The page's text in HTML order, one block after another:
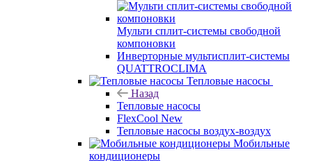
Мульти сплит-системы свободной
компоновки
Инверторные мультисплит-системы
QUATTROCLIMA
Тепловые насосы
Назад
Тепловые насосы
FlexCool New
Тепловые насосы воздух-воздух
Мобильные
кондиционеры